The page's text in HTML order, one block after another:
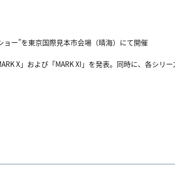
ー”を東京国際見本市会場（晴海）にて開催
X」および「MARK XI」を発表。同時に、各シリ